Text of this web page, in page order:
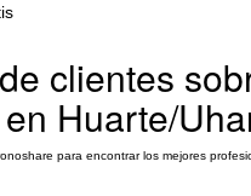
clientes
Huarte/
para encontrar los mejores